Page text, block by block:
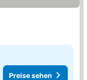
Preise sehen